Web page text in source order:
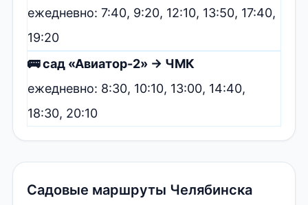
ежедневно: 7:40, 9:20, 12:10, 13:50, 17:40,
19:20
🚌 сад «Авиатор-2» → ЧМК
ежедневно: 8:30, 10:10, 13:00, 14:40,
18:30, 20:10
Садовые маршруты Челябинска